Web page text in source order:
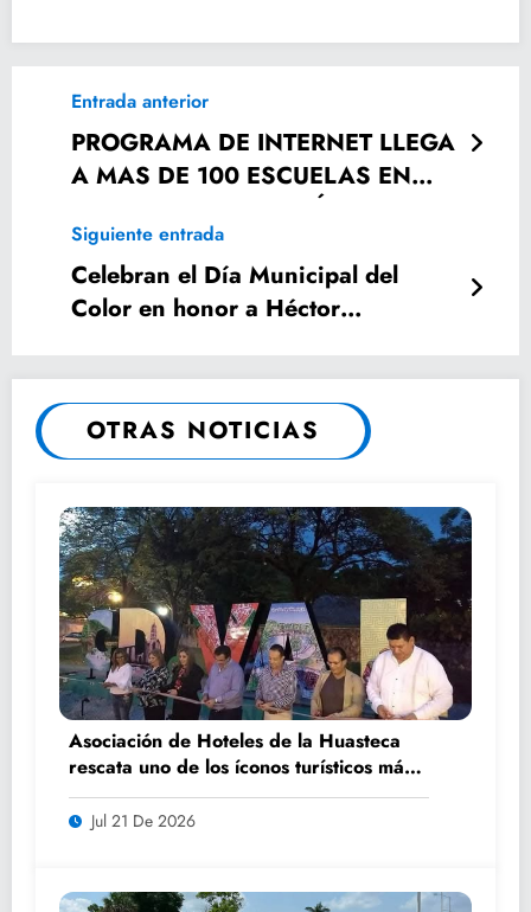
Entrada anterior
PROGRAMA DE INTERNET LLEGA
A MAS DE 100 ESCUELAS EN
ESTA ADMINISTRACIÓN
Siguiente entrada
Celebran el Día Municipal del
Color en honor a Héctor
OTRAS NOTICIAS
Asociación de Hoteles de la Huasteca
rescata uno de los íconos turísticos más
fotografiados de Ciudad Valles
Jul 21 De 2026